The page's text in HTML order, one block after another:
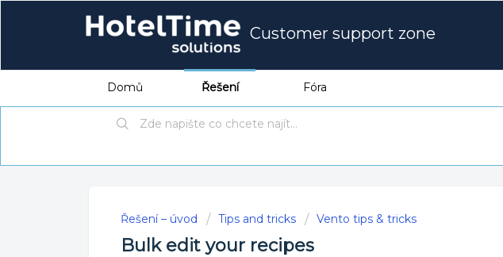
Customer support zone
Domů Řešení Fóra
Řešení – úvod Tips and tricks Vento tips & tricks
Bulk edit your recipes